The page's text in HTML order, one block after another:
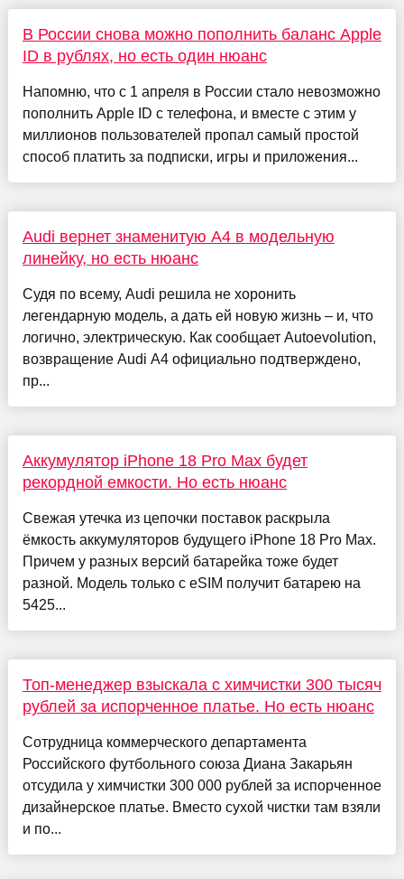
В России снова можно пополнить баланс Apple
ID в рублях, но есть один нюанс
Напомню, что с 1 апреля в России стало невозможно
пополнить Apple ID с телефона, и вместе с этим у
миллионов пользователей пропал самый простой
способ платить за подписки, игры и приложения...
Audi вернет знаменитую A4 в модельную
линейку, но есть нюанс
Судя по всему, Audi решила не хоронить
легендарную модель, а дать ей новую жизнь – и, что
логично, электрическую. Как сообщает Autoevolution,
возвращение Audi A4 официально подтверждено,
пр...
Аккумулятор iPhone 18 Pro Max будет
рекордной емкости. Но есть нюанс
Свежая утечка из цепочки поставок раскрыла
ёмкость аккумуляторов будущего iPhone 18 Pro Max.
Причем у разных версий батарейка тоже будет
разной. Модель только с eSIM получит батарею на
5425...
Топ-менеджер взыскала с химчистки 300 тысяч
рублей за испорченное платье. Но есть нюанс
Сотрудница коммерческого департамента
Российского футбольного союза Диана Закарьян
отсудила у химчистки 300 000 рублей за испорченное
дизайнерское платье. Вместо сухой чистки там взяли
и по...